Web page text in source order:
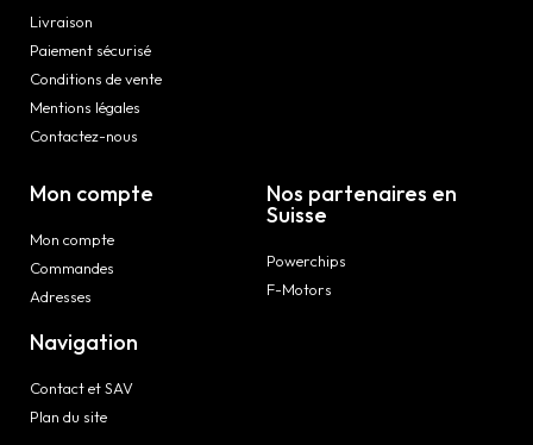
Livraison
Paiement sécurisé
Conditions de vente
Mentions légales
Contactez-nous
Mon compte
Mon compte
Commandes
Adresses
Navigation
Contact et SAV
Plan du site
Nos partenaires en
Suisse
Powerchips
F-Motors